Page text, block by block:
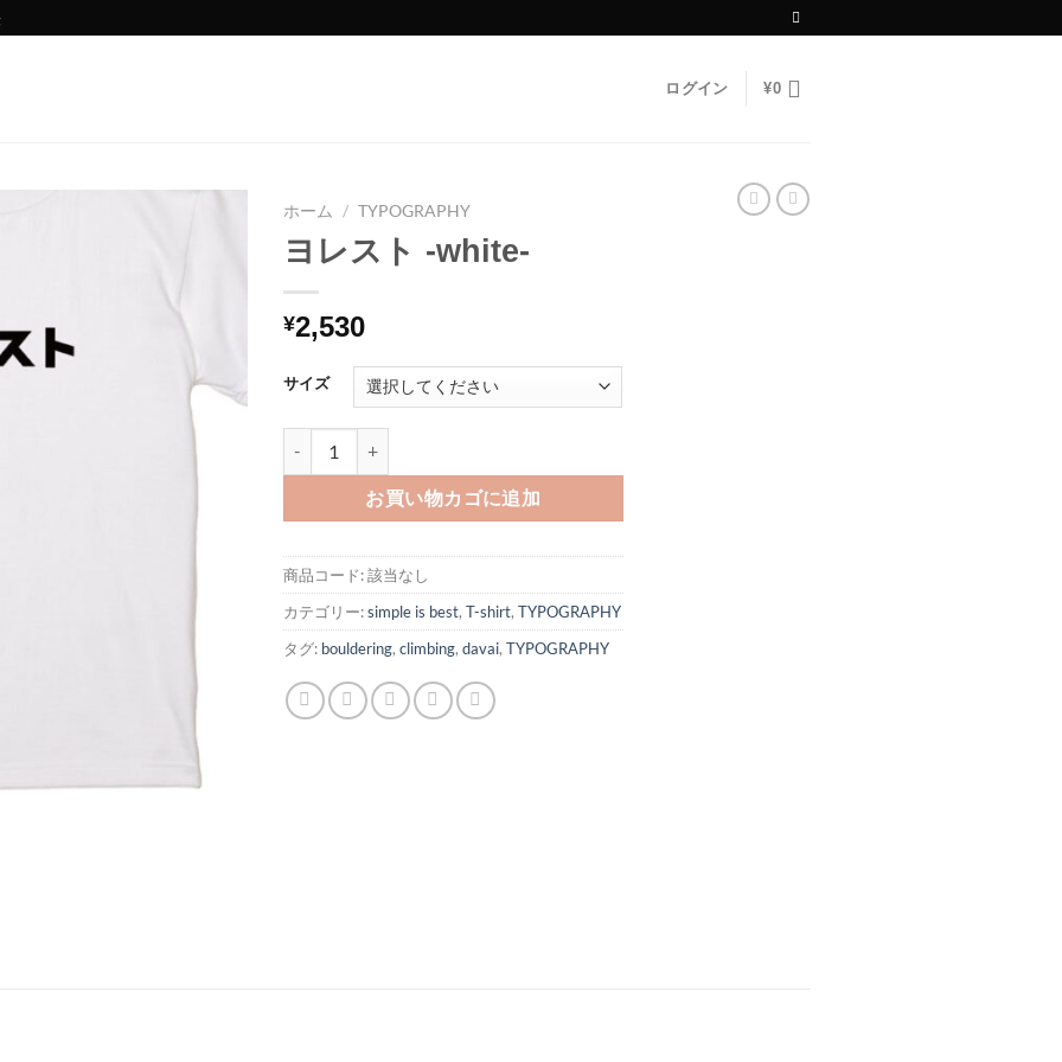
ログイン ¥0
ホーム / TYPOGRAPHY
ヨレスト -white-
¥2,530
サイズ
お買い物カゴに追加
商品コード:該当なし
カテゴリー:simple is best, T-shirt, TYPOGRAPHY
タグ: bouldering, climbing, davai, TYPOGRAPHY